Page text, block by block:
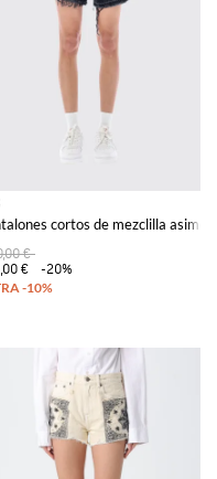
cuadroscortos de mezclilla
€
€
-20%